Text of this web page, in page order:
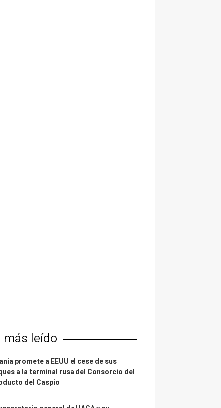
más leído
promete a EEUU el cese de sus
a la terminal rusa del Consorcio del
del Caspio